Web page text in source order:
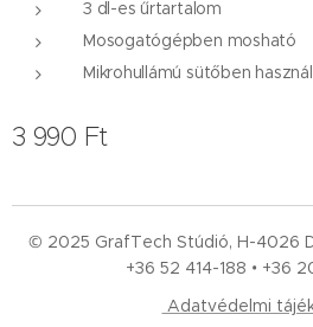
3 dl-es űrtartalom
Mosogatógépben mosható
Mikrohullámú sütőben
3 990 Ft
© 2025 GrafTech Stúdió, H-4026
+36 52 414-188 • +36
Adatvédelmi